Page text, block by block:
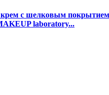
с шелковым
laboratory...